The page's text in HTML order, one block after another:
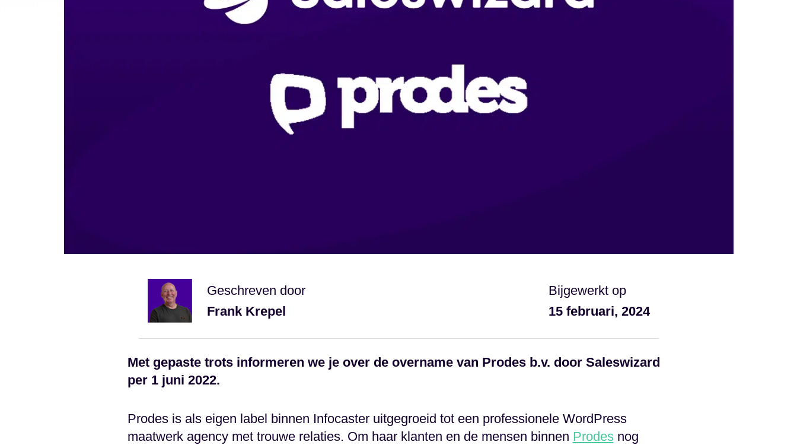
Geschreven door
Frank Krepel
Bijgewerkt op
15 februari, 2024
Met gepaste trots informeren we je over de overname van Prodes b.v. door Saleswizard
per 1 juni 2022.
Prodes is als eigen label binnen Infocaster uitgegroeid tot een professionele WordPress
maatwerk agency met trouwe relaties. Om haar klanten en de mensen binnen Prodesnog